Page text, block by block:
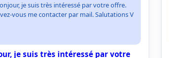
je suis très intéressé par votre offre.
vous me contacter par mail. Salutations V
je suis très intéressé par votre